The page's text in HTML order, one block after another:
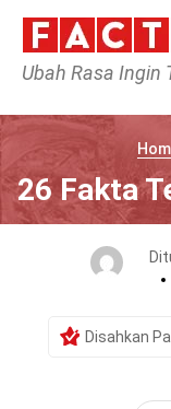
Ubah Rasa Ingin
26 Fakta
Disahkan